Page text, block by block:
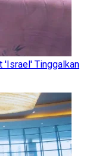
'Israel' Tinggalkan